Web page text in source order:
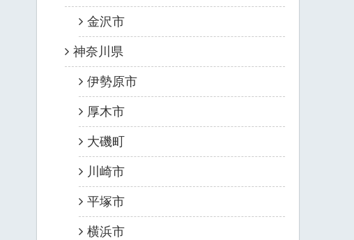
金沢市
神奈川県
伊勢原市
厚木市
大磯町
川崎市
平塚市
横浜市